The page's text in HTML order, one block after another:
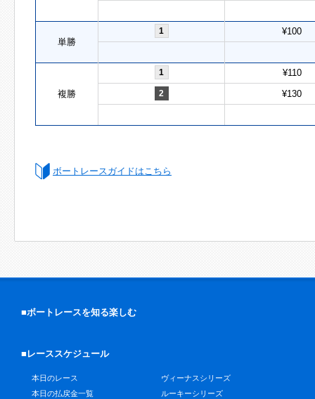
単勝
1 ¥100
複勝
1 ¥110
2 ¥130
ボートレースガイドはこちら
■ボートレースを知る楽しむ
■レーススケジュール
本日のレース
本日の払戻金一覧
ヴィーナスシリーズ
ルーキーシリーズ